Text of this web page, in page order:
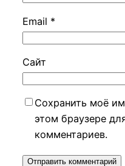
Email *
Сайт
Сохранить моё
этом браузере
комментариев.